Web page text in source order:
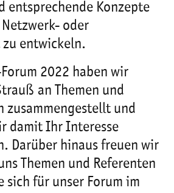
entsprechende Konzepte
oder
entwickeln.
2022 haben wir
an Themen und
zusammengestellt und
damit Ihr Interesse
Darüber hinaus freuen wir
Themen und Referenten
sich für unser Forum im